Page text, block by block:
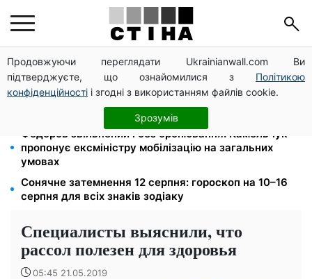
Продовжуючи переглядати Ukrainianwall.com Ви
підтверджуєте, що ознайомилися з Політикою
конфіденційності і згодні з використанням файлів cookie.
Зрозумів
125 грн за куб води: закон №4777 запустив подвійне
подорожчання тарифів у регіонах
До +37°C на півдні та грози з градом у 9 областях:
прогноз погоди на вихідні від Птухи
Федоров звільнений і без бронювання: Камельчук
пропонує ексміністру мобілізацію на загальних
умовах
Сонячне затемнення 12 серпня: гороскоп на 10–16
серпня для всіх знаків зодіаку
Специалисты выяснили, что
рассол полезен для здоровья
05:45 21.05.2019